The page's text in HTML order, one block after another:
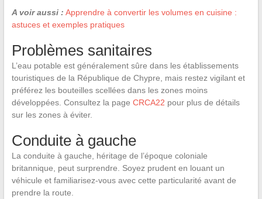
A voir aussi : Apprendre à convertir les volumes en cuisine :
astuces et exemples pratiques
Problèmes sanitaires
L’eau potable est généralement sûre dans les établissements
touristiques de la République de Chypre, mais restez vigilant et
préférez les bouteilles scellées dans les zones moins
développées. Consultez la page CRCA22 pour plus de détails
sur les zones à éviter.
Conduite à gauche
La conduite à gauche, héritage de l’époque coloniale
britannique, peut surprendre. Soyez prudent en louant un
véhicule et familiarisez-vous avec cette particularité avant de
prendre la route.